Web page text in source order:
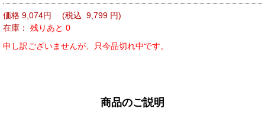
価格 9,074円 (税込 9,799 円)
在庫： 残りあと 0
申し訳ございませんが、只今品切れ中です。
商品のご説明